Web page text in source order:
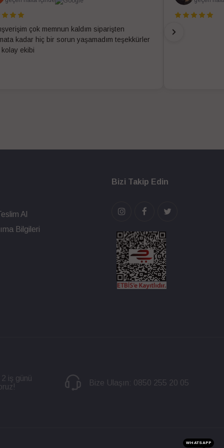
çok memnun kaldım siparişten
kadar hiç bir sorun yaşamadım teşekkürler
kolay ekibi
Al
Bilgileri
Bizi Takip Edin
iş günü
Bize Ulaşın: 0850 255 20 05
WHATSAPP